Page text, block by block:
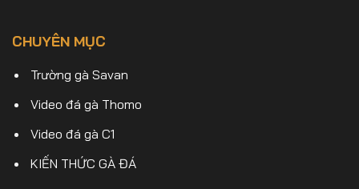
CHUYÊN MỤC
Trường gà Savan
Video đá gà Thomo
Video đá gà C1
KIẾN THỨC GÀ ĐÁ